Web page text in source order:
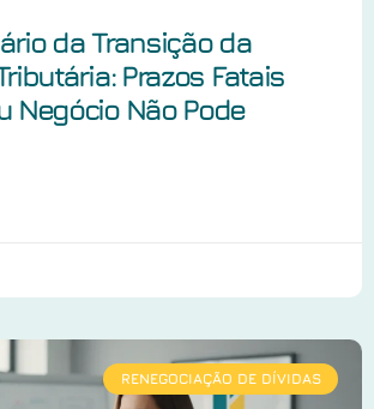
da Transição da
Prazos Fatais
Negócio Não Pode
RENEGOCIAÇÃO DE DÍVIDAS